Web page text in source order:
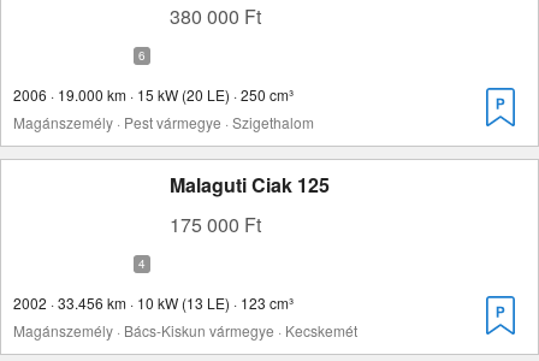
380 000 Ft
2006 · 19.000 km · 15 kW (20 LE) · 250 cm³
Magánszemély · Pest vármegye · Szigethalom
Malaguti Ciak 125
175 000 Ft
2002 · 33.456 km · 10 kW (13 LE) · 123 cm³
Magánszemély · Bács-Kiskun vármegye · Kecskemét